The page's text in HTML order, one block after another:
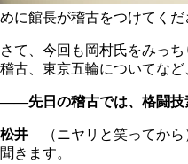
めに館長が稽古をつけてく
さて、今回も岡村氏をみっ
稽古、東京五輪についてなど
――先日の稽古では、格闘技
松井 （ニヤリと笑ってから
聞きます。